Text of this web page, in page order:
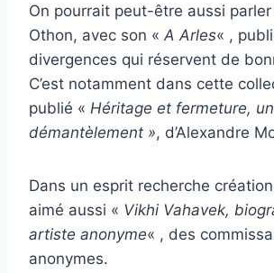
On pourrait peut-être aussi
Othon, avec son « A Arles« ,
divergences qui réservent de
C’est notamment dans cette
publié « Héritage et fermeture,
démantèlement », d’Alexandre
Dans un esprit recherche
aimé aussi « Vikhi Vahavek,
artiste anonyme« , des
anonymes.